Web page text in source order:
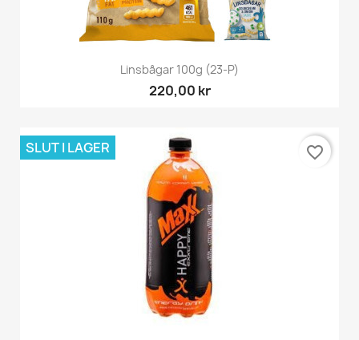
Linsbågar 100g (23-P)
220,00 kr
SLUT I LAGER favorite_border